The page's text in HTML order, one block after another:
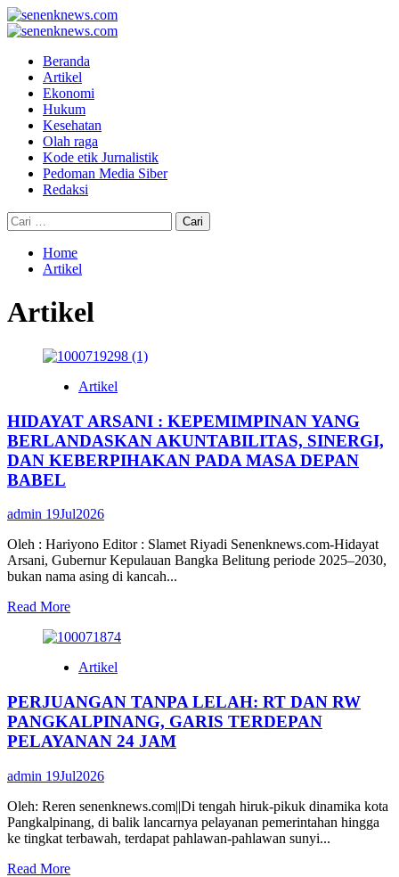
Skip
to
Primary
Beranda
Artikel
Ekonomi
Hukum
Kesehatan
Olah raga
Kode etik Jurnalistik
Pedoman Media Siber
Redaksi
Cari
untuk:
Home
Artikel
Artikel
Artikel
HIDAYAT ARSANI : KEPEMIMPINAN YANG
BERLANDASKAN AKUNTABILITAS, SINERGI,
DAN KEBERPIHAKAN PADA MASA DEPAN
BABEL
admin 19Jul2026
Oleh : Hariyono Editor : Slamet Riyadi Senenknews.com-Hidayat
Arsani, Gubernur Kepulauan Bangka Belitung periode 2025–2030,
bukan nama asing di kancah...
Read MoreRead
about
ARSANI
KEPEMIMPINAN
YANG
BERLANDASKAN
AKUNTABILITAS,
DAN
KEBERPIHAKAN
PADA
MASA
DEPAN
Artikel
PERJUANGAN TANPA LELAH: RT DAN RW
PANGKALPINANG, GARIS TERDEPAN
PELAYANAN 24 JAM
admin 19Jul2026
Oleh: Reren senenknews.com||Di tengah hiruk-pikuk dinamika kota
Pangkalpinang, di balik lancarnya pelayanan pemerintahan hingga
ke tingkat terbawah, terdapat pahlawan-pahlawan sunyi...
Read MoreRead